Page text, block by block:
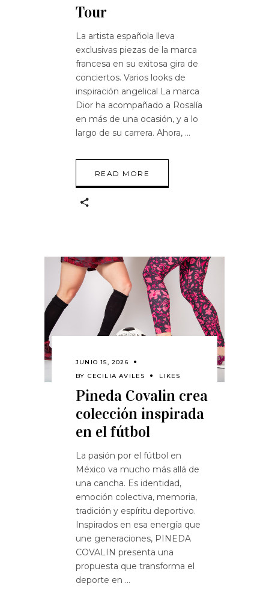
Tour
La artista española lleva
exclusivas piezas de la marca
francesa en su exitosa gira de
conciertos. Varios looks de
inspiración angelical La marca
Dior ha acompañado a Rosalía
en más de una ocasión, y a lo
largo de su carrera. Ahora,
READ MORE
JUNIO 15, 2026
BY CECILIA AVILES LIKES
Pineda Covalin crea
colección inspirada
en el fútbol
La pasión por el fútbol en
México va mucho más allá de
una cancha. Es identidad,
emoción colectiva, memoria,
tradición y espíritu deportivo.
Inspirados en esa energía que
une generaciones, PINEDA
COVALIN presenta una
propuesta que transforma el
deporte en